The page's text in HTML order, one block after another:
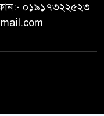
কাঁধে দুর্নীতির ভুত:
বিশ্ববিদ্যালয়
দুর্নীতির
০১৯১৭৩২২৫২৩